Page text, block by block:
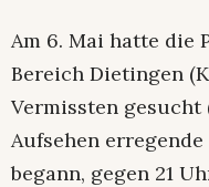
Am 6. Mai hatte die
Bereich Dietingen
Vermissten gesucht
Aufsehen
begann, gegen 21